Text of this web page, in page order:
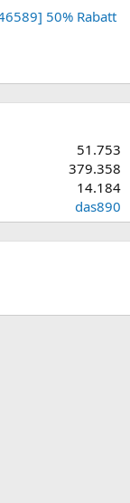
50% Rabatt
51.753
379.358
14.184
das890